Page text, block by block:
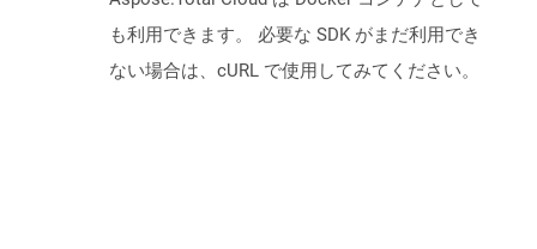
も利用できます。 必要な SDK がまだ利用でき
ない場合は、cURL で使用してみてください。